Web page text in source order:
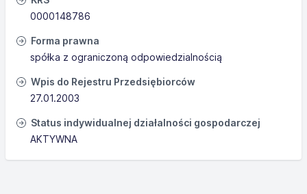
0000148786
Forma prawna
spółka z ograniczoną odpowiedzialnością
Wpis do Rejestru Przedsiębiorców
27.01.2003
Status indywidualnej działalności gospodarczej
AKTYWNA